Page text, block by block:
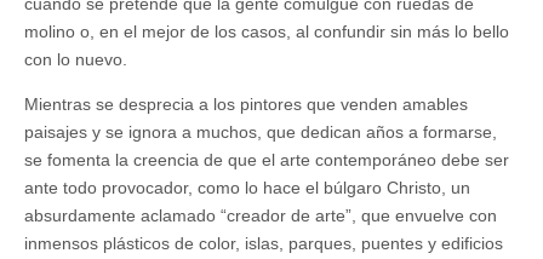
molino o, en el mejor de los casos, al confundir sin más lo bello
con lo nuevo.
Mientras se desprecia a los pintores que venden amables
paisajes y se ignora a muchos, que dedican años a formarse,
se fomenta la creencia de que el arte contemporáneo debe ser
ante todo provocador, como lo hace el búlgaro Christo, un
absurdamente aclamado “creador de arte”, que envuelve con
inmensos plásticos de color, islas, parques, puentes y edificios